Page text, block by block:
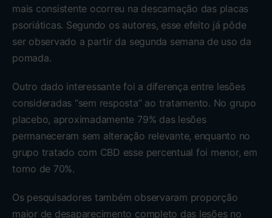
mais consistente ocorreu na descamação das placas
psoriáticas. Segundo os autores, esse efeito já pôde
ser observado a partir da segunda semana de uso da
pomada.
Outro dado interessante foi a diferença entre lesões
consideradas “sem resposta” ao tratamento. No grupo
placebo, aproximadamente 79% das lesões
permaneceram sem alteração relevante, enquanto no
grupo tratado com CBD esse percentual foi menor, em
torno de 70%.
Os pesquisadores também observaram proporção
maior de desaparecimento completo das lesões no